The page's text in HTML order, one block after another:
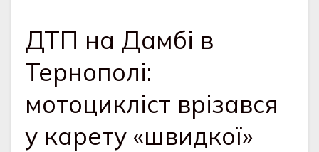
ДТП на Дамбі в
Тернополі:
мотоцикліст врізався
у карету «швидкої»